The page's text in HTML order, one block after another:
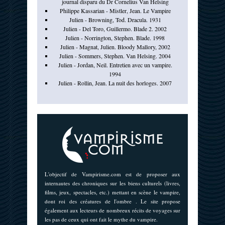
Philippe Kassarian - Mistler, Jean. Le Vampire
Julien - Browning, Tod. Dracula. 1931
Julien - Del Toro, Guillermo. Blade 2. 2002
Julien - Norrington, Stephen. Blade. 1998
Julien - Magnat, Julien. Bloody Mallory, 2002
Julien - Sommers, Stephen. Van Helsing. 2004
Julien - Jordan, Neil. Entretien avec un vampire.
1994
Julien - Rollin, Jean. La nuit des horloges. 2007
L'objectif de Vampirisme.com est de proposer aux
internautes des chroniques sur les biens culturels (livres,
films, jeux, spectacles, etc.) mettant en scène le vampire,
dont roi des créatures de l'ombre . Le site propose
également aux lecteurs de nombreux récits de voyages sur
les pas de ceux qui ont fait le mythe du vampire.